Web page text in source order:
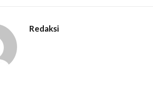
Redaksi